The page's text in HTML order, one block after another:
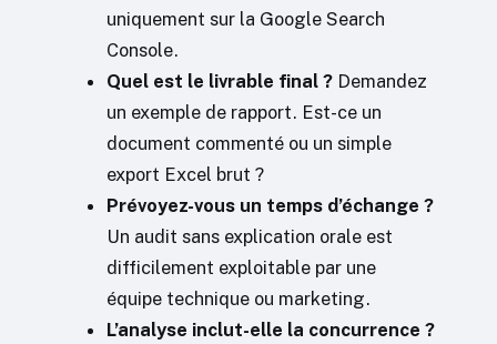
uniquement sur la Google Search
Console.
Quel est le livrable final ? Demandez
un exemple de rapport. Est-ce un
document commenté ou un simple
export Excel brut ?
Prévoyez-vous un temps d’échange ?
Un audit sans explication orale est
difficilement exploitable par une
équipe technique ou marketing.
L’analyse inclut-elle la concurrence ?